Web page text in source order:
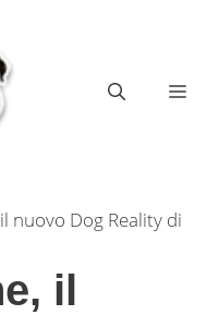
nuovo Dog Reality di
il